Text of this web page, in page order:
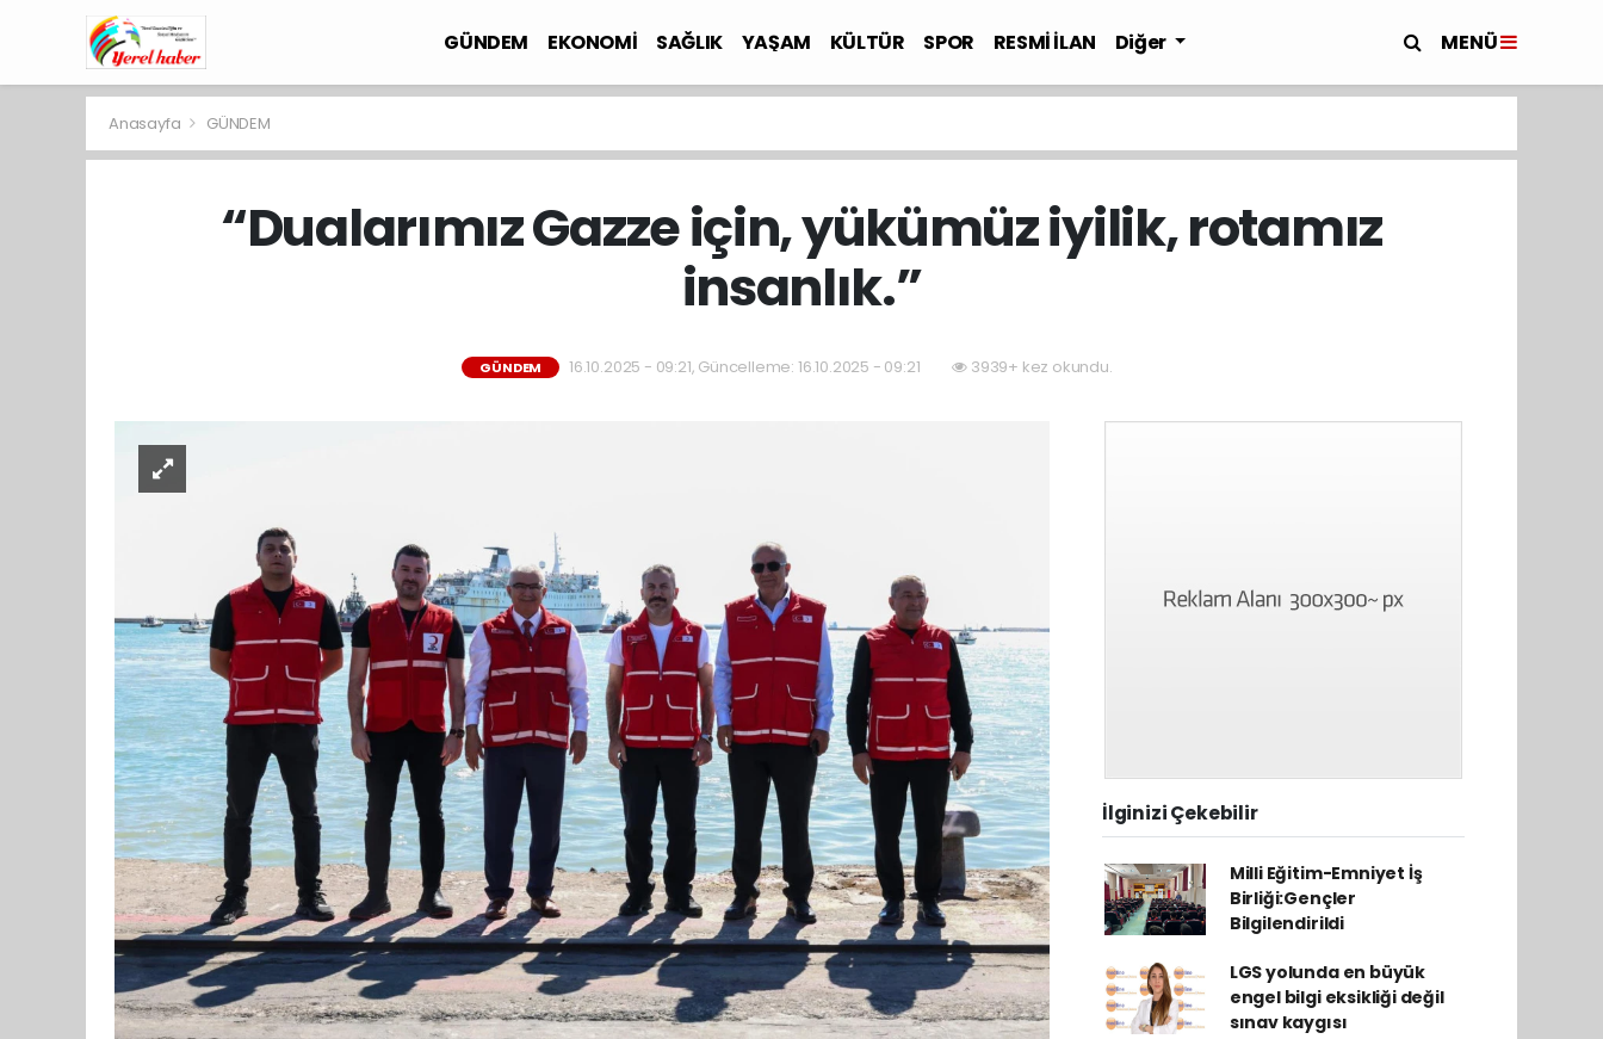
GÜNDEM EKONOMİ SAĞLIK YAŞAM KÜLTÜR SPOR RESMİ İLAN Diğer MENÜ
Anasayfa GÜNDEM
“Dualarımız Gazze için, yükümüz iyilik, rotamız
insanlık.”
GÜNDEM 16.10.2025 - 09:21, Güncelleme: 16.10.2025 - 09:21 3939+ kez okundu.
İlginizi Çekebilir
Milli Eğitim-Emniyet İş
Birliği:Gençler
Bilgilendirildi
LGS yolunda en büyük
engel bilgi eksikliği değil
sınav kaygısı